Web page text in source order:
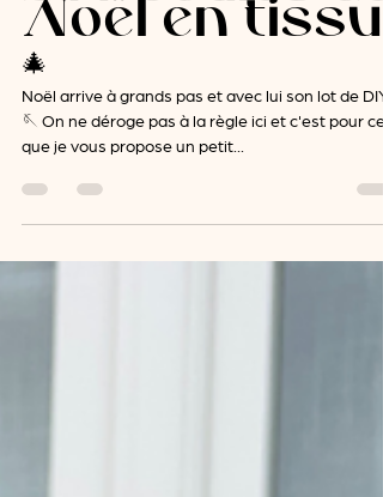
DIY boules de
Noël en tissu
🎄
Noël arrive à grands pas et avec lui son lot de DIY
🪡 On ne déroge pas à la règle ici et c'est pour